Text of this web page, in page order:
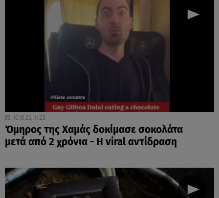
16.10.25, 11:23
Όμηρος της Χαμάς δοκίμασε σοκολάτα
μετά από 2 χρόνια - Η viral αντίδραση